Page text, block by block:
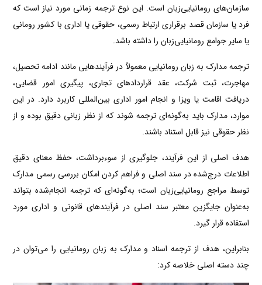
سازمان‌های رومانیایی‌زبان است. این نوع ترجمه زمانی مورد نیاز است که
فرد یا سازمان قصد برقراری ارتباط رسمی، حقوقی یا اداری با کشور رومانی
یا سایر جوامع رومانیایی‌زبان را داشته باشد.
ترجمه مدارک به زبان رومانیایی معمولاً در فرآیندهایی مانند ادامه تحصیل،
مهاجرت، ثبت شرکت، عقد قراردادهای تجاری، پیگیری امور قضایی،
دریافت اقامت یا ویزا و انجام امور اداری بین‌المللی کاربرد دارد. در این
موارد، مدارک باید به‌گونه‌ای ترجمه شوند که از نظر زبانی دقیق بوده و از
نظر حقوقی نیز قابل استناد باشند.
هدف اصلی از این فرآیند، جلوگیری از سوءبرداشت، حفظ معنای دقیق
اطلاعات درج‌شده در سند اصلی و فراهم کردن امکان بررسی رسمی مدارک
توسط مراجع رومانیایی‌زبان است؛ به‌گونه‌ای که ترجمه انجام‌شده بتواند
به‌عنوان جایگزین معتبر سند اصلی در فرآیندهای قانونی و اداری مورد
استفاده قرار گیرد.
بنابراین، هدف از ترجمه اسناد و مدارک به زبان رومانیایی را می‌توان در
چند دسته اصلی خلاصه کرد: